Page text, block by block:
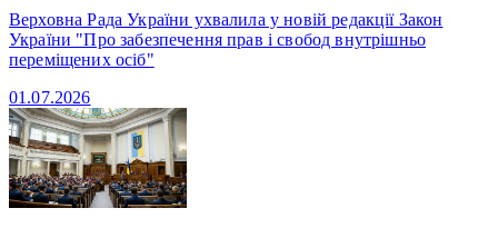
Верховна Рада України ухвалила у новій редакції Закон
України "Про забезпечення прав і свобод внутрішньо
переміщених осіб"
01.07.2026